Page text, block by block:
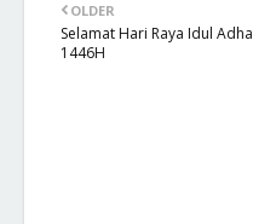
OLDER
Selamat Hari Raya Idul Adha
1446H